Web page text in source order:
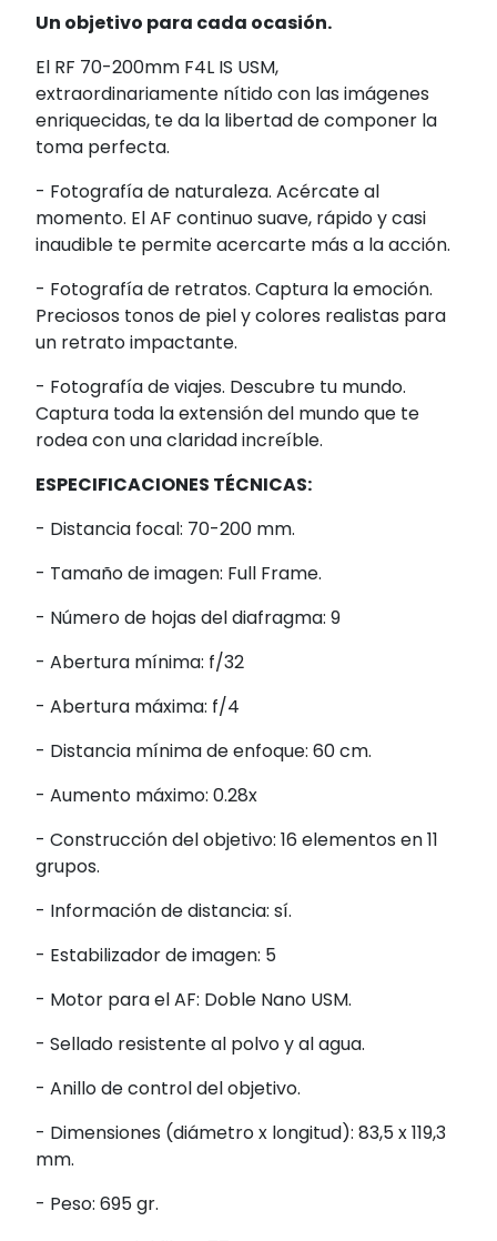
Un objetivo para cada ocasión.
El RF 70-200mm F4L IS USM,
extraordinariamente nítido con las imágenes
enriquecidas, te da la libertad de componer la
toma perfecta.
- Fotografía de naturaleza. Acércate al
momento. El AF continuo suave, rápido y casi
inaudible te permite acercarte más a la acción.
- Fotografía de retratos. Captura la emoción.
Preciosos tonos de piel y colores realistas para
un retrato impactante.
- Fotografía de viajes. Descubre tu mundo.
Captura toda la extensión del mundo que te
rodea con una claridad increíble.
ESPECIFICACIONES TÉCNICAS:
- Distancia focal: 70-200 mm.
- Tamaño de imagen: Full Frame.
- Número de hojas del diafragma: 9
- Abertura mínima: f/32
- Abertura máxima: f/4
- Distancia mínima de enfoque: 60 cm.
- Aumento máximo: 0.28x
- Construcción del objetivo: 16 elementos en 11
grupos.
- Información de distancia: sí.
- Estabilizador de imagen: 5
- Motor para el AF: Doble Nano USM.
- Sellado resistente al polvo y al agua.
- Anillo de control del objetivo.
- Dimensiones (diámetro x longitud): 83,5 x 119,3
mm.
- Peso: 695 gr.